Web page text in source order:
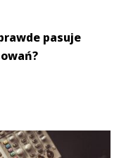
pasuje